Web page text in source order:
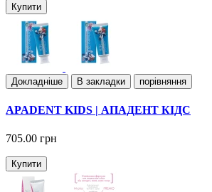
Купити
Докладнiше В закладки порівняння
APADENT KIDS | АПАДЕНТ КІДС
705.00 грн
Купити